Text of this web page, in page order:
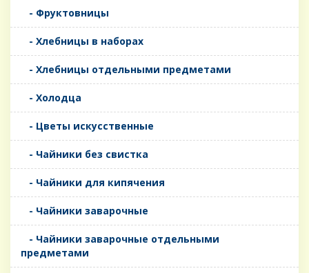
- Фруктовницы
- Хлебницы в наборах
- Хлебницы отдельными предметами
- Холодца
- Цветы искусственные
- Чайники без свистка
- Чайники для кипячения
- Чайники заварочные
- Чайники заварочные отдельными
предметами